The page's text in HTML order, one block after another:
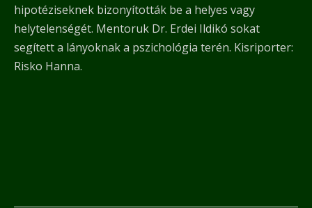
hipotéziseknek bizonyították be a helyes vagy
helytelenségét. Mentoruk Dr. Erdei Ildikó sokat
segített a lányoknak a pszichológia terén. Kisriporter:
Risko Hanna.